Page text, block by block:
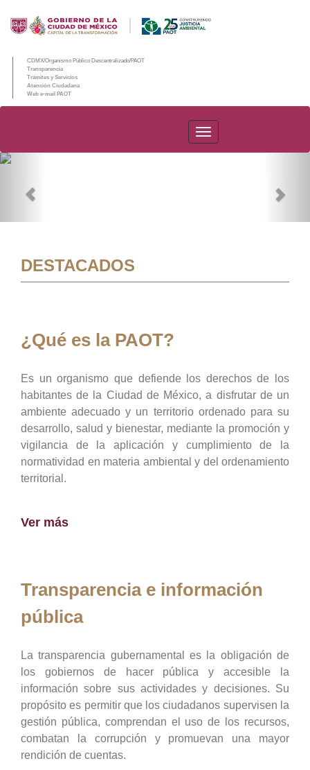
CDMX/Organismo Público Descentralizado/PAOT
Transparencia
Trámites y Servicios
Atención Ciudadana
Web e-mail PAOT
PAOT
DESTACADOS
¿Qué es la PAOT?
Es un organismo que defiende los derechos de los
habitantes de la Ciudad de México, a disfrutar de un
ambiente adecuado y un territorio ordenado para su
desarrollo, salud y bienestar, mediante la promoción y
vigilancia de la aplicación y cumplimiento de la
normatividad en materia ambiental y del ordenamiento
territorial.
Ver más
Transparencia e información
pública
La transparencia gubernamental es la obligación de
los gobiernos de hacer pública y accesible la
información sobre sus actividades y decisiones. Su
propósito es permitir que los ciudadanos supervisen la
gestión pública, comprendan el uso de los recursos,
combatan la corrupción y promuevan una mayor
rendición de cuentas.